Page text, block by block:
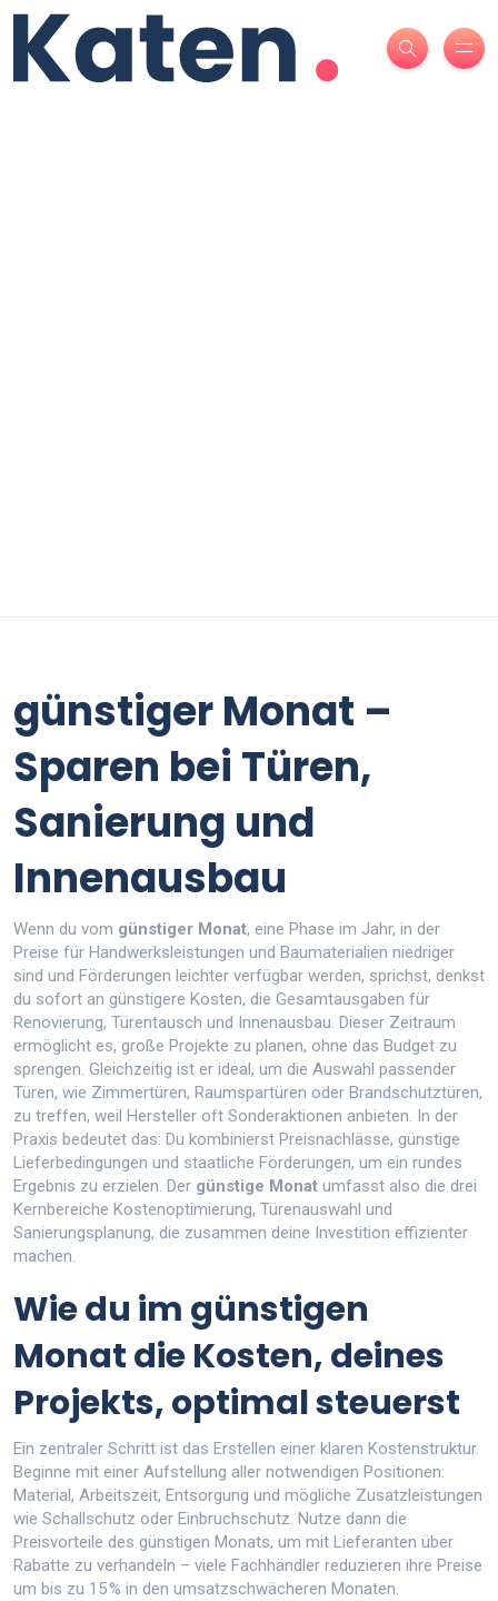
günstiger Monat –
Sparen bei Türen,
Sanierung und
Innenausbau
Wenn du vom günstiger Monat, eine Phase im Jahr, in der
Preise für Handwerksleistungen und Baumaterialien niedriger
sind und Förderungen leichter verfügbar werden, sprichst, denkst
du sofort an günstigere Kosten, die Gesamtausgaben für
Renovierung, Türentausch und Innenausbau. Dieser Zeitraum
ermöglicht es, große Projekte zu planen, ohne das Budget zu
sprengen. Gleichzeitig ist er ideal, um die Auswahl passender
Türen, wie Zimmertüren, Raumspartüren oder Brandschutztüren,
zu treffen, weil Hersteller oft Sonderaktionen anbieten. In der
Praxis bedeutet das: Du kombinierst Preisnachlässe, günstige
Lieferbedingungen und staatliche Förderungen, um ein rundes
Ergebnis zu erzielen. Der günstige Monat umfasst also die drei
Kernbereiche Kostenoptimierung, Türenauswahl und
Sanierungsplanung, die zusammen deine Investition effizienter
machen.
Wie du im günstigen
Monat dieKosten,deines
Projekts, optimal steuerst
Ein zentraler Schritt ist das Erstellen einer klaren Kostenstruktur.
Beginne mit einer Aufstellung aller notwendigen Positionen:
Material, Arbeitszeit, Entsorgung und mögliche Zusatzleistungen
wie Schallschutz oder Einbruchschutz. Nutze dann die
Preisvorteile des günstigen Monats, um mit Lieferanten über
Rabatte zu verhandeln – viele Fachhändler reduzieren ihre Preise
um bis zu 15 % in den umsatzschwächeren Monaten.